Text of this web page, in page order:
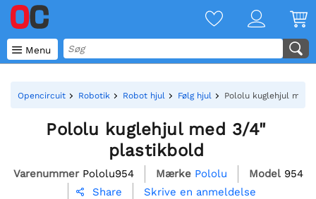
 Menu
Opencircuit Robotik Robot hjul Følg hjul Pololu kuglehjul med
Pololu kuglehjul med 3/4"
plastikbold
Varenummer Pololu954 Mærke Pololu Model 954
 Share Skrive en anmeldelse